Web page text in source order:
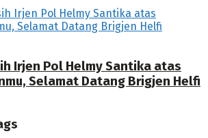
Irjen Pol Helmy Santika atas
Selamat Datang Brigjen Helfi